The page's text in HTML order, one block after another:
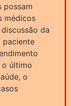
possam
médicos
da
paciente
último
o